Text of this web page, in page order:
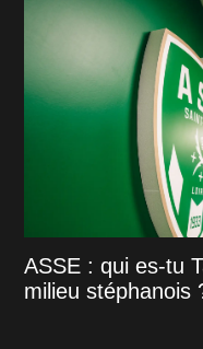
ASSE : qui es-tu
milieu stéphanois